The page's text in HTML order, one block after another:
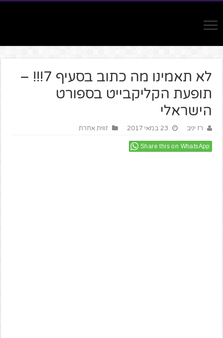
לא תאמינו מה כתוב בסעיף 7!!! –
תופעת הקליקבייט בספורט
הישראלי
רז יניב 23 במאי 2017 זווית אחרת
Share this on WhatsApp